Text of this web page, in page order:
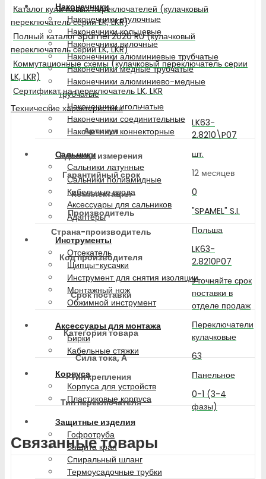
Наконечники
Наконечники втулочные
Наконечники кольцевые
Наконечники вилочные
Наконечники алюминиевые трубчатые
Наконечники медные трубчатые
Наконечники алюминиево-медные
трубчатые
Наконечники игольчатые
Наконечники соединительные
Наконечники коннекторные
Сальники
Сальники латунные
Сальники полиамидные
Кабельные ввода
Аксессуары для сальников
Адаптеры
Инструменты
Отсекатель
Щипцы-кусачки
Инструмент для снятия изоляции
Монтажный нож
Обжимной инструмент
Аксессуары для монтажа
Бирки
Кабельные стяжки
Корпуса
Корпуса для устройств
Пластиковые корпуса
Защитные изделия
Гофротруба
Защита края
Спиральный шланг
Термоусадочные трубки
Каталог кулачковых переключателей (кулачковый
переключатель серии LK, LKR)
Полный каталог Spamel 2020 RU (кулачковый
переключатель серии LK, LKR)
Коммутационные схемы (кулачковый переключатель серии
LK, LKR)
Сертификат на переключатель LK, LKR
Технические характеристики
Артикул
LK63-
2.8210\P07
Единица измерения
шт.
Гарантийный срок
12 месяцев
Комплектация
0
Производитель
"SPAMEL" S.I.
Страна-производитель
Польша
Код производителя
LK63-
2.8210P07
Срок поставки
Уточняйте срок
поставки в
отделе продаж
Категория товара
Переключатели
кулачковые
Сила тока, А
63
Тип крепления
Панельное
Тип переключателя
0-1 (3-4
фазы)
Связанные товары